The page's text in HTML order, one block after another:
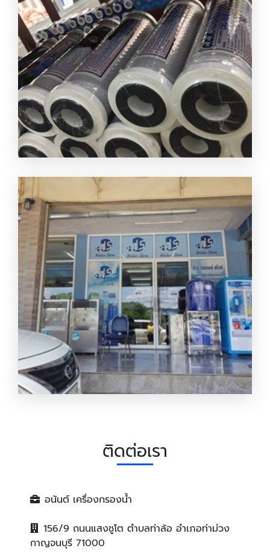
ขายใส้กรองน้ำ กาญจนบุรี
เครื่องกรองน้ำ อนันต์
ติดต่อเรา
อนันต์ เครื่องกรองน้ำ
156/9 ถนนแสงชูโต ตำบลท่าล้อ อำเภอท่าม่วง
กาญจนบุรี 71000